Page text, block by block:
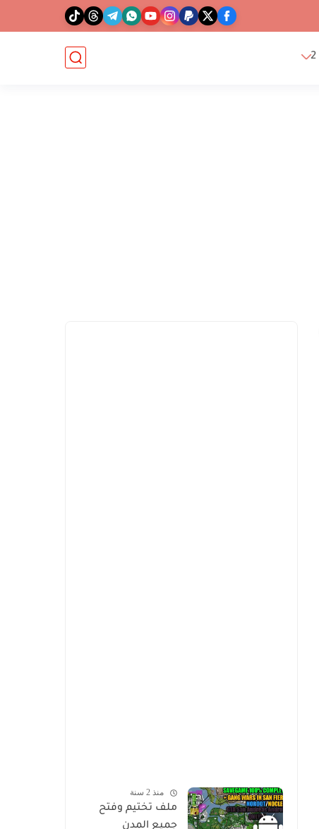
منذ 2 سنة
ملف تختيم وفتح
جميع المدن